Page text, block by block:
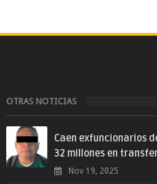
OTRAS NOTICIAS
Caen exfuncionarios
32 millones en
Nov 19, 2025